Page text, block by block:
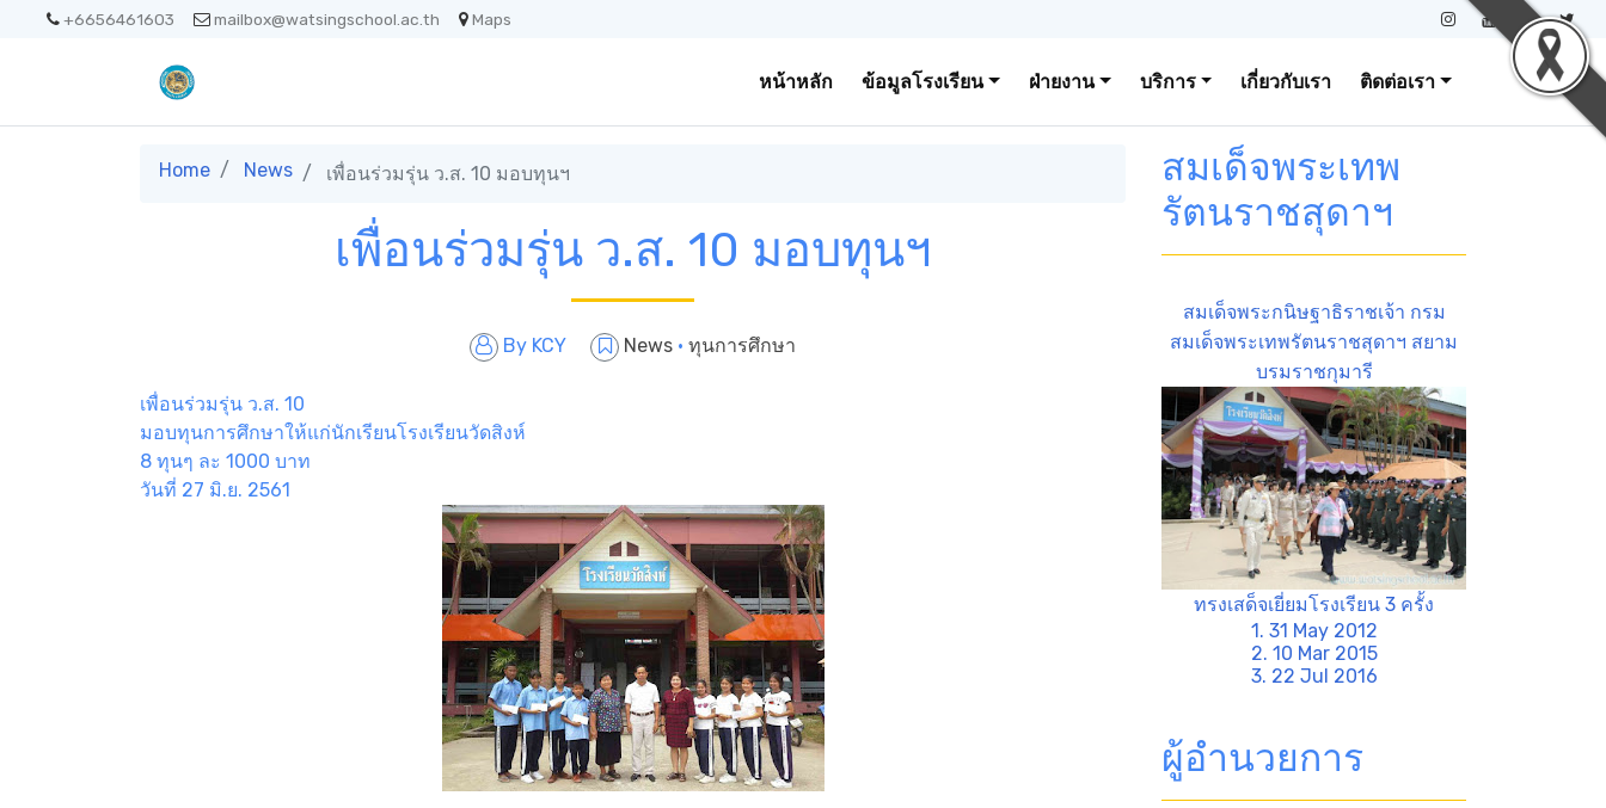
+6656461603 mailbox@watsingschool.ac.th Maps
หน้าหลัก ข้อมูลโรงเรียน ฝ่ายงาน บริการ เกี่ยวกับเรา ติดต่อเรา
Home News เพื่อนร่วมรุ่น ว.ส. 10 มอบทุนฯ
เพื่อนร่วมรุ่น ว.ส. 10 มอบทุนฯ
By KCY News · ทุนการศึกษา
เพื่อนร่วมรุ่น ว.ส. 10
มอบทุนการศึกษาให้แก่นักเรียนโรงเรียนวัดสิงห์
8 ทุนๆ ละ 1000 บาท
วันที่ 27 มิ.ย. 2561
สมเด็จพระเทพ
รัตนราชสุดาฯ
สมเด็จพระกนิษฐาธิราชเจ้า กรม
สมเด็จพระเทพรัตนราชสุดาฯ สยาม
บรมราชกุมารี
ทรงเสด็จเยี่ยมโรงเรียน 3 ครั้ง
1. 31 May 2012
2. 10 Mar 2015
3. 22 Jul 2016
ผู้อำนวยการ